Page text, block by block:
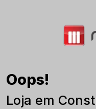
Oops!
Loja em